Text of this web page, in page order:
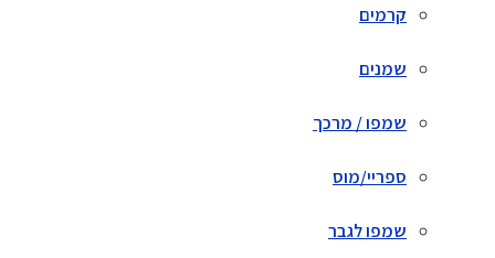
קרמים
שמנים
שמפו / מרכך
ספריי/מוס
שמפו לגבר